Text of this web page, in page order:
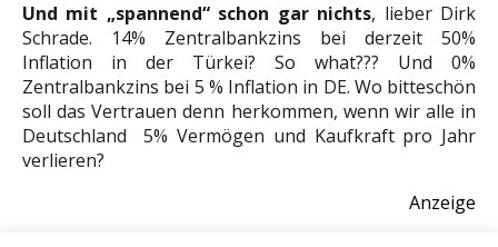
Und mit „spannend“ schon gar nichts, lieber Dirk
Schrade. 14% Zentralbankzins bei derzeit 50%
Inflation in der Türkei? So what??? Und 0%
Zentralbankzins bei 5 % Inflation in DE. Wo bitteschön
soll das Vertrauen denn herkommen, wenn wir alle in
Deutschland 5% Vermögen und Kaufkraft pro Jahr
verlieren?
Anzeige